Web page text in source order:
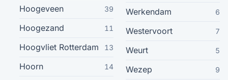
Aalten
Bodegraven
Hoogeveen 39
Hoogezand 11
Hoogvliet Rotterdam 13
Hoorn 14
Werkendam 6
Westervoort 7
Weurt 5
Wezep 9